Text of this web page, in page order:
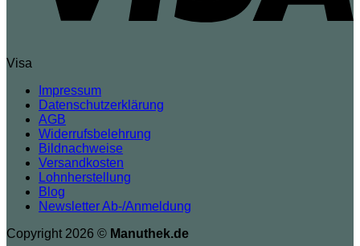
Visa
Impressum
Datenschutzerklärung
AGB
Widerrufsbelehrung
Bildnachweise
Versandkosten
Lohnherstellung
Blog
Newsletter Ab-/Anmeldung
Copyright 2026 © Manuthek.de